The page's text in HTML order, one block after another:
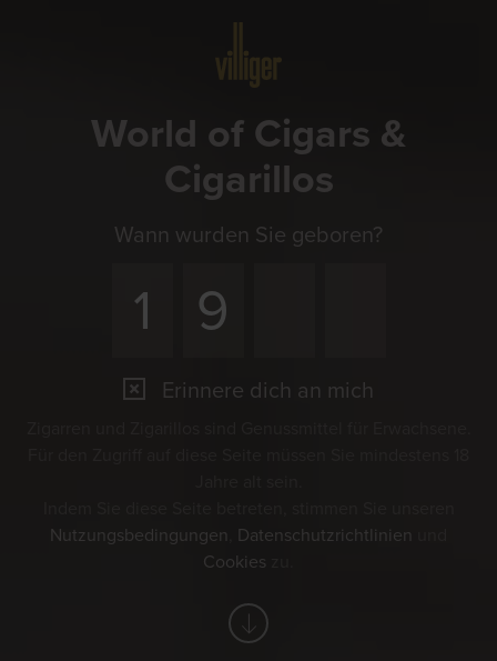
World of Cigars &
Cigarillos
Wann wurden Sie geboren?
Erinnere dich an mich
Nutzungsbedingungen Datenschutzrichtlinien
Cookies